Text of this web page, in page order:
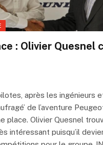
: Olivier Quesnel
après les ingénieurs
de l’aventure
place. Olivier Quesnel
intéressant puisqu’il